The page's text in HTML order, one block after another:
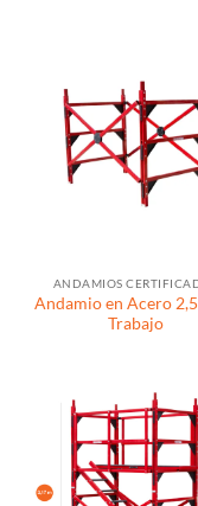
ANDAMIOS
Andamio en Acero
Trabajo